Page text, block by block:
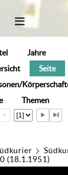
Jahre
Seite
Themen
(18.1.1951)